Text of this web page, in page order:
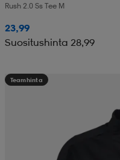
Rush 2.0 Ss Tee M
23,99
Suositushinta 28,99
Teamhinta